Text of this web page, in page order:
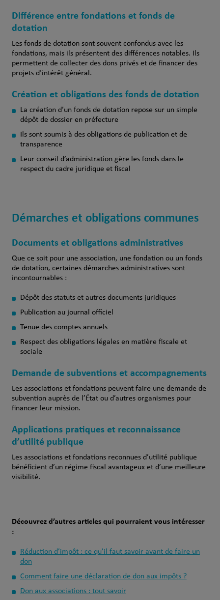
Différence entre fondations et fonds de
dotation
Les fonds de dotation sont souvent confondus avec les
fondations, mais ils présentent des différences notables. Ils
permettent de collecter des dons privés et de financer des
projets d’intérêt général.
Création et obligations des fonds de dotation
La création d’un fonds de dotation repose sur un simple
dépôt de dossier en préfecture
Ils sont soumis à des obligations de publication et de
transparence
Leur conseil d’administration gère les fonds dans le
respect du cadre juridique et fiscal
Démarches et obligations communes
Documents et obligations administratives
Que ce soit pour une association, une fondation ou un fonds
de dotation, certaines démarches administratives sont
incontournables :
Dépôt des statuts et autres documents juridiques
Publication au journal officiel
Tenue des comptes annuels
Respect des obligations légales en matière fiscale et
sociale
Demande de subventions et accompagnements
Les associations et fondations peuvent faire une demande de
subvention auprès de l’État ou d’autres organismes pour
financer leur mission.
Applications pratiques et reconnaissance
d’utilité publique
Les associations et fondations reconnues d’utilité publique
bénéficient d’un régime fiscal avantageux et d’une meilleure
visibilité.
Découvrez d’autres articles qui pourraient vous intéresser
:
Réduction d’impôt : ce qu’il faut savoir avant de faire un
don
Comment faire une déclaration de don aux impôts ?
Don aux associations : tout savoir